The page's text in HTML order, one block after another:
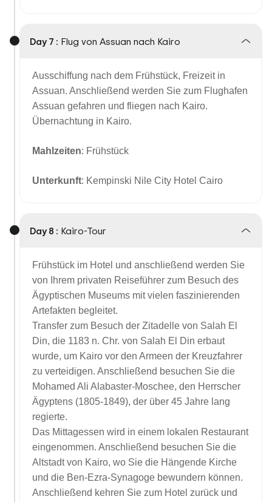
Day 7 : Flug von Assuan nach Kairo
Ausschiffung nach dem Frühstück, Freizeit in
Assuan. Anschließend werden Sie zum Flughafen
Assuan gefahren und fliegen nach Kairo.
Übernachtung in Kairo.
Mahlzeiten: Frühstück
Unterkunft: Kempinski Nile City Hotel Cairo
Day 8 : Kairo-Tour
Frühstück im Hotel und anschließend werden Sie
von Ihrem privaten Reiseführer zum Besuch des
Ägyptischen Museums mit vielen faszinierenden
Artefakten begleitet.
Transfer zum Besuch der Zitadelle von Salah El
Din, die 1183 n. Chr. von Salah El Din erbaut
wurde, um Kairo vor den Armeen der Kreuzfahrer
zu verteidigen. Anschließend besuchen Sie die
Mohamed Ali Alabaster-Moschee, den Herrscher
Ägyptens (1805-1849), der über 45 Jahre lang
regierte.
Das Mittagessen wird in einem lokalen Restaurant
eingenommen. Anschließend besuchen Sie die
Altstadt von Kairo, wo Sie die Hängende Kirche
und die Ben-Ezra-Synagoge bewundern können.
Anschließend kehren Sie zum Hotel zurück und